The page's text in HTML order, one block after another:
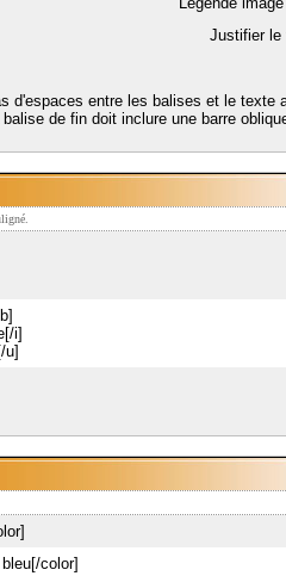
Justifier le
d'espaces entre les balises et le texte
balise de fin doit inclure une barre
i]
u]
color]